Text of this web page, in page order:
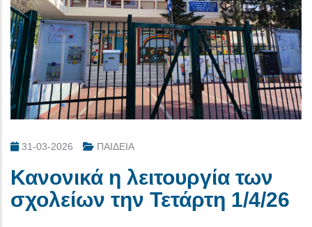
31-03-2026 ΠΑΙΔΕΙΑ
Κανονικά η λειτουργία των
σχολείων την Τετάρτη 1/4/26